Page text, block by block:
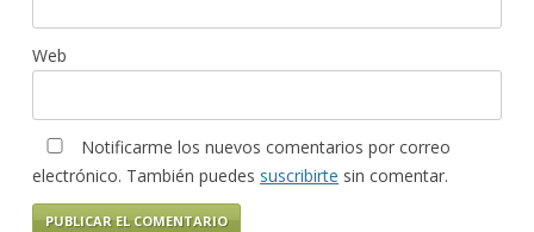
Web
Notificarme los nuevos comentarios por correo
electrónico. También puedes suscribirte sin comentar.